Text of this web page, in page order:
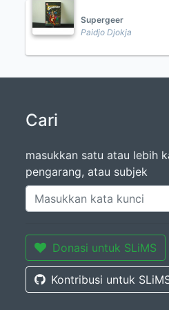
Supergeer
Paidjo Djokja
Cari
masukkan satu atau lebih
pengarang, atau subjek
Donasi untuk SLiMS
Kontribusi untuk